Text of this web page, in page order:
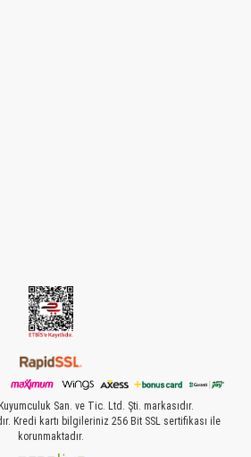
San. ve Tic. Ltd. Şti. markasıdır.
Kredi kartı bilgileriniz 256 Bit SSL sertifikası ile
korunmaktadır.